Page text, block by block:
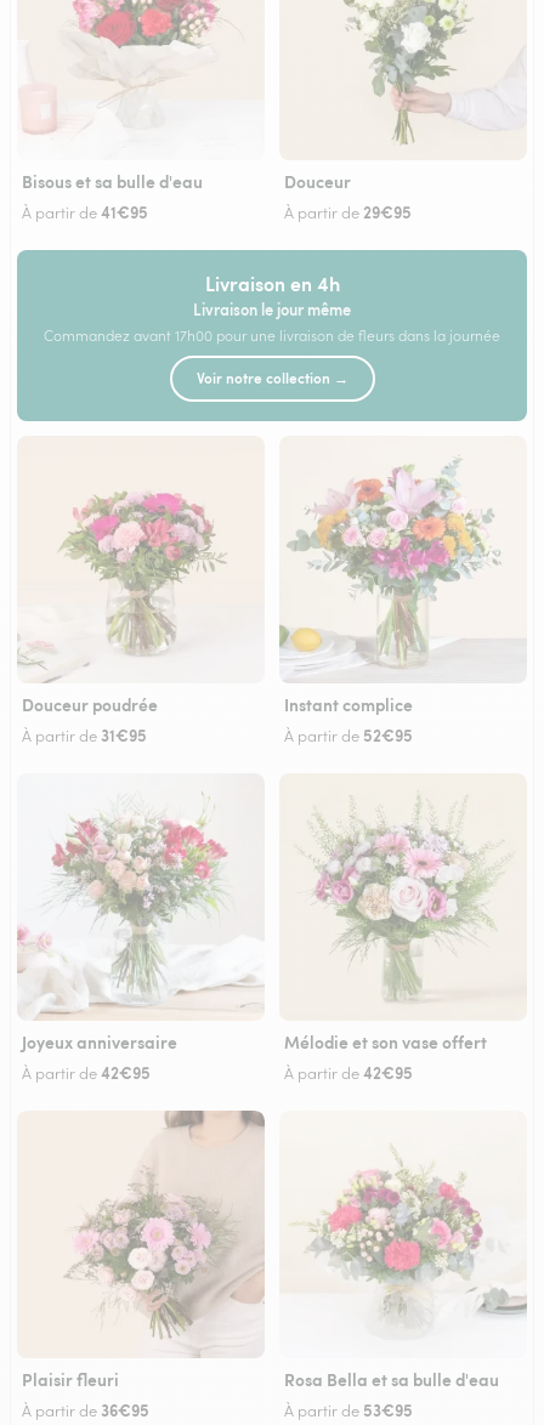
Bisous et sa bulle d'eau
À partir de41€95
Douceur
À partir de29€95
Livraison en 4h
Livraison le jour même
Commandez avant 17h00 pour une livraison de fleurs dans la journée
Voir notre collection →
Douceur poudrée
À partir de 31€95
Instant complice
À partir de 52€95
Joyeux anniversaire
À partir de42€95
Mélodie et son vase offert
À partir de42€95
Plaisir fleuri
À partir de 36€95
Rosa Bella et sa bulle d'eau
À partir de 53€95